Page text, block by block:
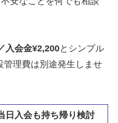
入会金¥2,200とシンプル
管理費は別途発生しませ
日入会も持ち帰り検討